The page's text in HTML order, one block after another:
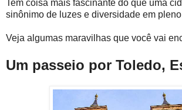
Tem coisa mais fascinante do que uma
sinônimo de luzes e diversidade em
Veja algumas maravilhas que você vai
Um passeio por Toledo,